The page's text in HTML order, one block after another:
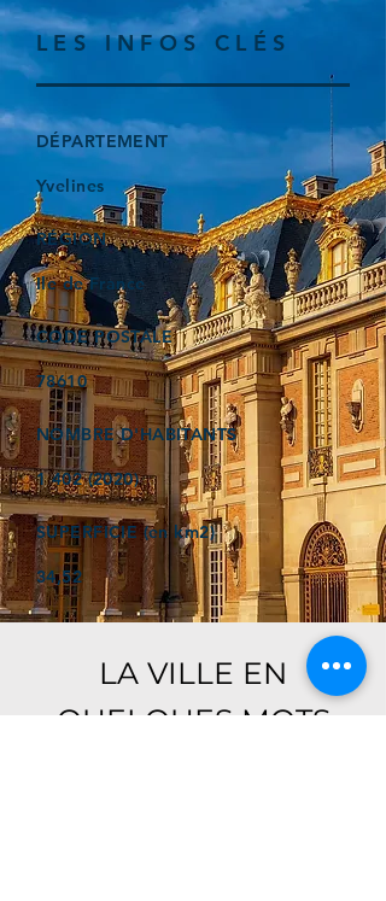
LES INFOS CLÉS
DÉPARTEMENT
Yvelines
RÉGION
Ile de France
CODE POSTALE
78610
NOMBRE D'HABITANTS
1 402 (2020)
SUPERFICIE (en km2)
34,52
LA VILLE EN
QUELQUES MOTS